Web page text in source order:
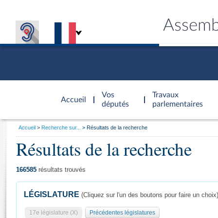
Accueil
d'accueil
Vos
députés
Travaux
parlementaires
Général
Vous
Accueil Recherche sur... Résultats de la recherche
Résultats de la recherche
166585 résultats trouvés
LÉGISLATURE (Cliquez sur l'un des boutons pour faire un choix)
17e législature (X) Précédentes législatures